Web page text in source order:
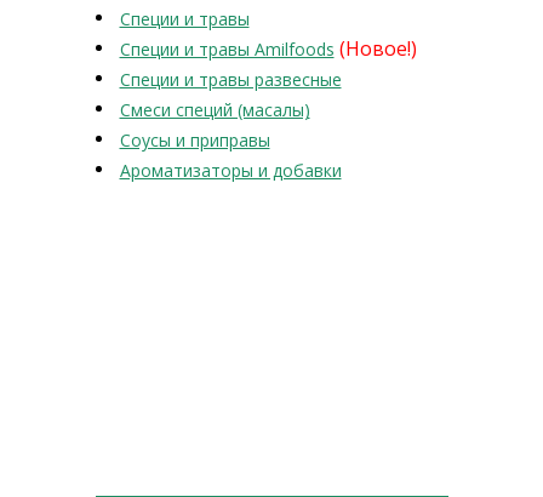
Специи и травы
Специи и травы Amilfoods (Новое!)
Специи и травы развесные
Смеси специй (масалы)
Соусы и приправы
Ароматизаторы и добавки